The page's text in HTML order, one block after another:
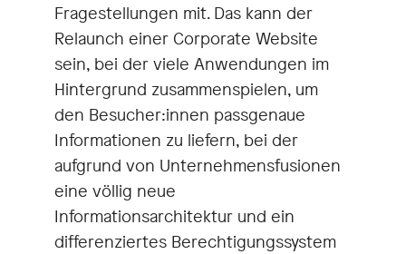
Fragestellungen mit. Das kann der
Relaunch einer Corporate Website
sein, bei der viele Anwendungen im
Hintergrund zusammenspielen, um
den Besucher:innen passgenaue
Informationen zu liefern, bei der
aufgrund von Unternehmensfusionen
eine völlig neue
Informationsarchitektur und ein
differenziertes Berechtigungssystem